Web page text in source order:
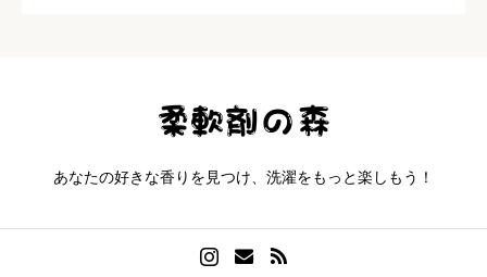
あなたの好きな香りを見つけ、洗濯をもっと楽しもう！